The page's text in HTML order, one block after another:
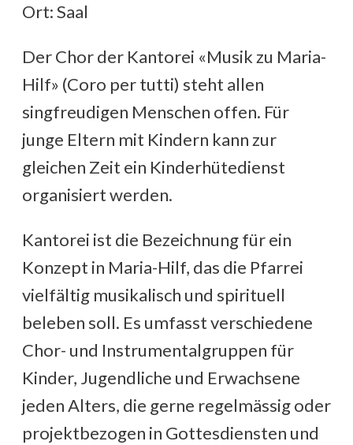
Ort: Saal
Der Chor der Kantorei «Musik zu Maria-
Hilf» (Coro per tutti) steht allen
singfreudigen Menschen offen. Für
junge Eltern mit Kindern kann zur
gleichen Zeit ein Kinderhütedienst
organisiert werden.
Kantorei ist die Bezeichnung für ein
Konzept in Maria-Hilf, das die Pfarrei
vielfältig musikalisch und spirituell
beleben soll. Es umfasst verschiedene
Chor- und Instrumentalgruppen für
Kinder, Jugendliche und Erwachsene
jeden Alters, die gerne regelmässig oder
projektbezogen in Gottesdiensten und